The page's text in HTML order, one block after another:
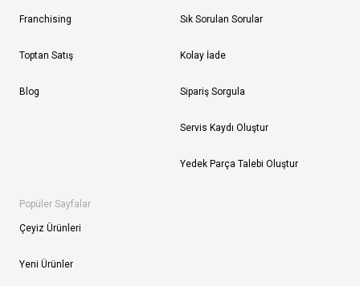
Franchising
Toptan Satış
Blog
Sık Sorulan Sorular
Kolay İade
Sipariş Sorgula
Servis Kaydı Oluştur
Yedek Parça Talebi Oluştur
Popüler Sayfalar
Çeyiz Ürünleri
Yeni Ürünler